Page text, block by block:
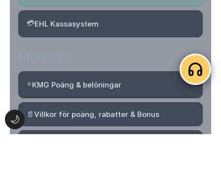
🌙
💳EHL Kassasystem
⭐KMG Poäng & belöningar
📄Villkor för poäng, rabatter & Bonus